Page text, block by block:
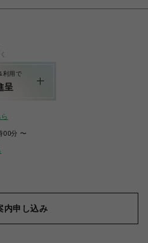
利用で
呈
00分 〜
内申し込み